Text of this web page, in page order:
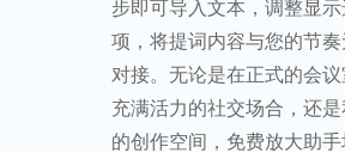
步即可导入文本，调整显示
项，将提词内容与您的节奏
对接。无论是在正式的会议
充满活力的社交场合，还是
的创作空间，免费放大助